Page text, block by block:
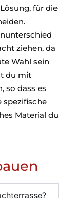
für die
ziehen, da
Wahl sein
du mit
so dass es
spezifische
Material du